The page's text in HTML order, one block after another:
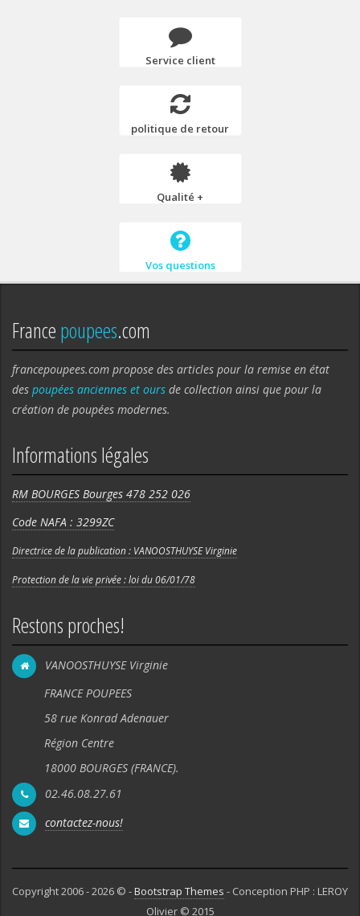
Service client
politique de retour
Qualité +
Vos questions
Francepoupees.com
francepoupees.com propose des articles pour la remise en état
des poupées anciennes et ours de collection ainsi que pour la
création de poupées modernes.
Informations légales
RM BOURGES Bourges 478 252 026
Code NAFA : 3299ZC
Directrice de la publication : VANOOSTHUYSE Virginie
Protection de la vie privée : loi du 06/01/78
Restons proches!
VANOOSTHUYSE Virginie
FRANCE POUPEES
58 rue Konrad Adenauer
Région Centre
18000 BOURGES (FRANCE).
02.46.08.27.61
contactez-nous!
Copyright 2006 - 2026 © -Bootstrap Themes - Conception PHP : LEROY
Olivier © 2015